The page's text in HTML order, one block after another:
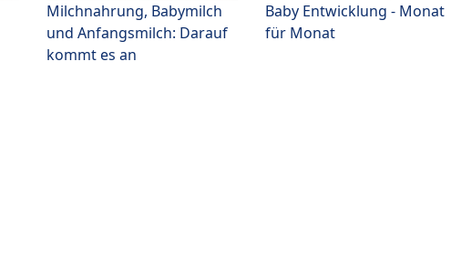
Milchnahrung, Babymilch
und Anfangsmilch: Darauf
kommt es an
Baby Entwicklung - Monat
für Monat